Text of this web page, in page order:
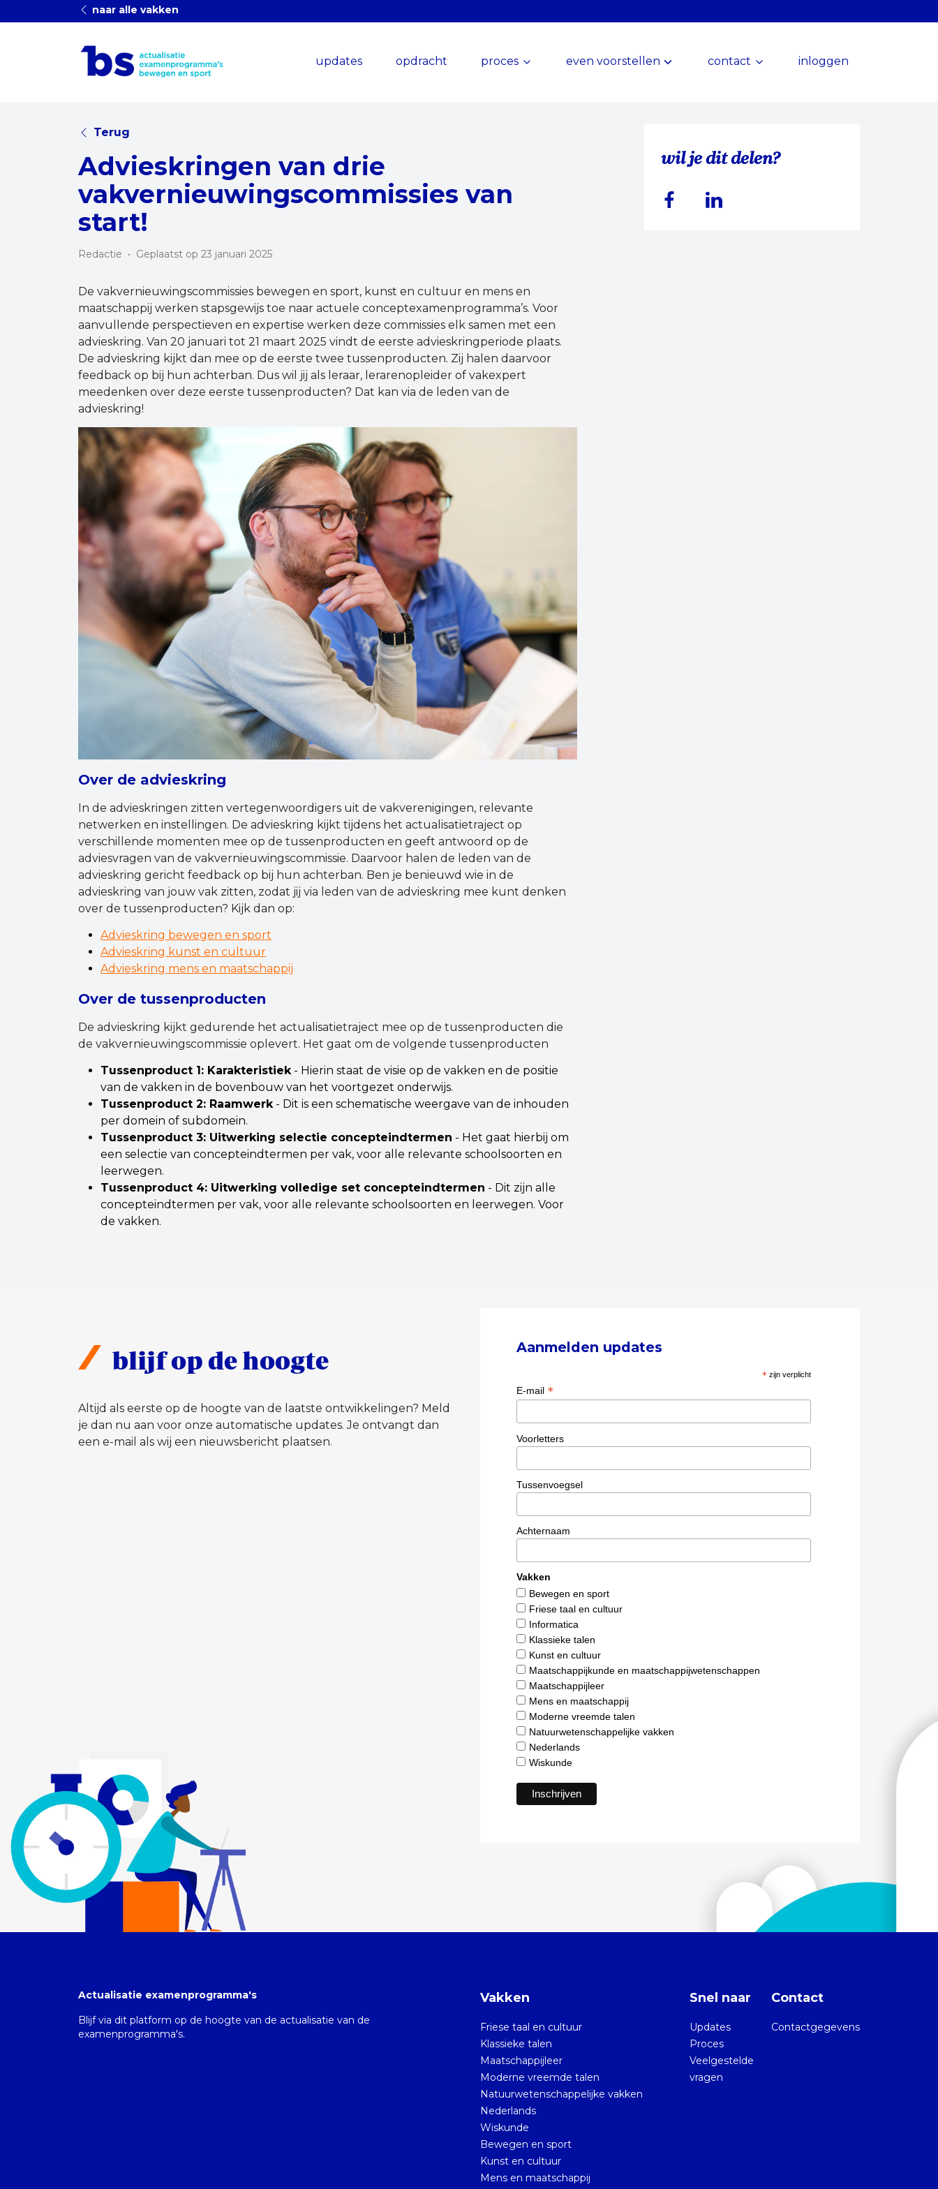
naar alle vakken
updates opdracht proces even voorstellen contact inloggen
Terug
Advieskringen van drie
vakvernieuwingscommissies van
start!
Redactie • Geplaatst op 23 januari 2025
De vakvernieuwingscommissies bewegen en sport, kunst en cultuur en mens en
maatschappij werken stapsgewijs toe naar actuele conceptexamenprogramma’s. Voor
aanvullende perspectieven en expertise werken deze commissies elk samen met een
advieskring. Van 20 januari tot 21 maart 2025 vindt de eerste advieskringperiode plaats.
De advieskring kijkt dan mee op de eerste twee tussenproducten. Zij halen daarvoor
feedback op bij hun achterban. Dus wil jij als leraar, lerarenopleider of vakexpert
meedenken over deze eerste tussenproducten? Dat kan via de leden van de
advieskring!
Over de advieskring
In de advieskringen zitten vertegenwoordigers uit de vakverenigingen, relevante
netwerken en instellingen. De advieskring kijkt tijdens het actualisatietraject op
verschillende momenten mee op de tussenproducten en geeft antwoord op de
adviesvragen van de vakvernieuwingscommissie. Daarvoor halen de leden van de
advieskring gericht feedback op bij hun achterban. Ben je benieuwd wie in de
advieskring van jouw vak zitten, zodat jij via leden van de advieskring mee kunt denken
over de tussenproducten? Kijk dan op:
Advieskring bewegen en sport
Advieskring kunst en cultuur
Advieskring mens en maatschappij
Over de tussenproducten
De advieskring kijkt gedurende het actualisatietraject mee op de tussenproducten die
de vakvernieuwingscommissie oplevert. Het gaat om de volgende tussenproducten
Tussenproduct 1: Karakteristiek- Hierin staat de visie op de vakken en de positie
van de vakken in de bovenbouw van het voortgezet onderwijs.
Tussenproduct 2: Raamwerk- Dit is een schematische weergave van de inhouden
per domein of subdomein.
Tussenproduct 3: Uitwerking selectie concepteindtermen - Het gaat hierbij om
een selectie van concepteindtermen per vak, voor alle relevante schoolsoorten en
leerwegen.
Tussenproduct 4: Uitwerking volledige set concepteindtermen - Dit zijn alle
concepteindtermen per vak, voor alle relevante schoolsoorten en leerwegen. Voor
de vakken.
wil je dit delen?
blijf op de hoogte
Altijd als eerste op de hoogte van de laatste ontwikkelingen? Meld
je dan nu aan voor onze automatische updates. Je ontvangt dan
een e-mail als wij een nieuwsbericht plaatsen.
Aanmelden updates
* zijn verplicht
E-mail *
Voorletters
Tussenvoegsel
Achternaam
Vakken
Bewegen en sport
Friese taal en cultuur
Informatica
Klassieke talen
Kunst en cultuur
Maatschappijkunde en maatschappijwetenschappen
Maatschappijleer
Mens en maatschappij
Moderne vreemde talen
Natuurwetenschappelijke vakken
Nederlands
Wiskunde
Actualisatie examenprogramma's
Blijf via dit platform op de hoogte van de actualisatie van de
examenprogramma's.
Vakken
Friese taal en cultuur
Klassieke talen
Maatschappijleer
Moderne vreemde talen
Natuurwetenschappelijke vakken
Nederlands
Wiskunde
Bewegen en sport
Kunst en cultuur
Mens en maatschappij
Snel naar
Updates
Proces
Veelgestelde
vragen
Contact
Contactgegevens